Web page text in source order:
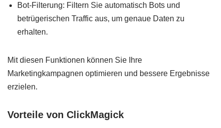
Bot-Filterung: Filtern Sie automatisch Bots und
betrügerischen Traffic aus, um genaue Daten zu
erhalten.
Mit diesen Funktionen können Sie Ihre
Marketingkampagnen optimieren und bessere Ergebnisse
erzielen.
Vorteile von ClickMagick